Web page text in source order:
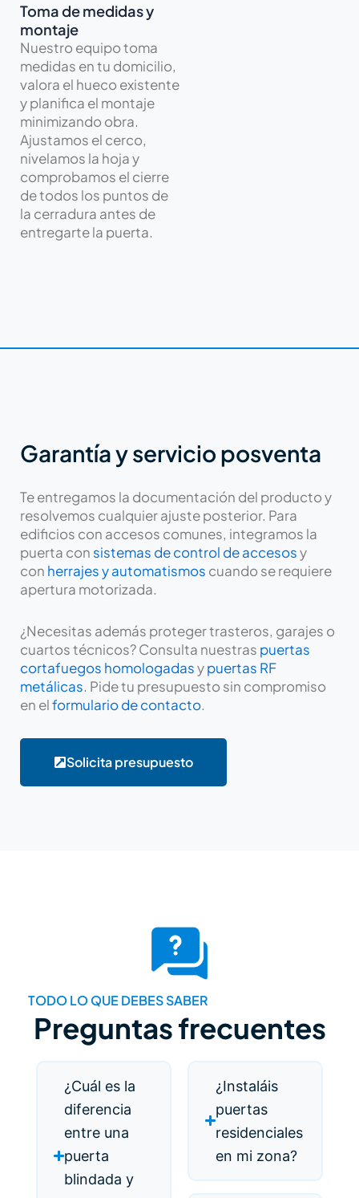
Toma de medidas y
montaje
Nuestro equipo toma
medidas en tu domicilio,
valora el hueco existente
y planifica el montaje
minimizando obra.
Ajustamos el cerco,
nivelamos la hoja y
comprobamos el cierre
de todos los puntos de
la cerradura antes de
entregarte la puerta.
Garantía y servicio posventa
Te entregamos la documentación del producto y
resolvemos cualquier ajuste posterior. Para
edificios con accesos comunes, integramos la
puerta con sistemas de control de accesosy
con herrajes y automatismos cuando se requiere
apertura motorizada.
¿Necesitas además proteger trasteros, garajes o
cuartos técnicos? Consulta nuestras puertas
cortafuegos homologadasypuertas RF
metálicas. Pide tu presupuesto sin compromiso
en elformulario de contacto.
Solicita presupuesto
TODO LO QUE DEBES SABER
Preguntas frecuentes
¿Cuál es la
diferencia
entre una
puerta
blindada y
¿Instaláis
puertas
residenciales
en mi zona?